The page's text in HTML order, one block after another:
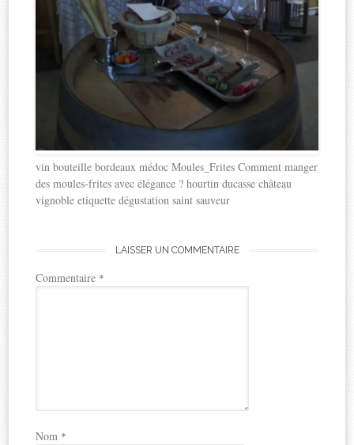
vin bouteille bordeaux médoc Moules_Frites Comment manger
des moules-frites avec élégance ? hourtin ducasse château
vignoble etiquette dégustation saint sauveur
LAISSER UN COMMENTAIRE
Commentaire *
Nom *